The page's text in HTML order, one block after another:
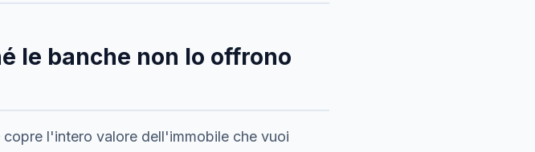
le banche non lo offrono
l'intero valore dell'immobile che vuoi